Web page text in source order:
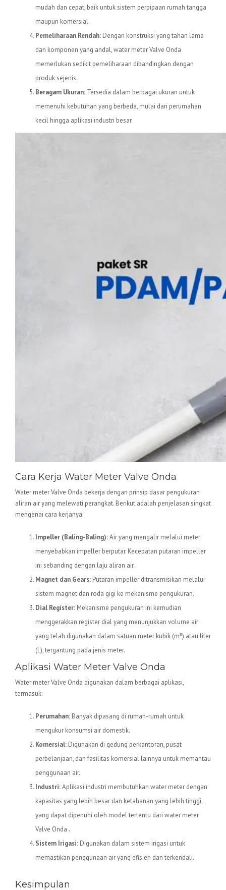
mudah dan cepat, baik untuk sistem perpipaan rumah tangga
maupun komersial.
Pemeliharaan Rendah: Dengan konstruksi yang tahan lama
dan komponen yang andal, water meter Valve Onda
memerlukan sedikit pemeliharaan dibandingkan dengan
produk sejenis.
Beragam Ukuran: Tersedia dalam berbagai ukuran untuk
memenuhi kebutuhan yang berbeda, mulai dari perumahan
kecil hingga aplikasi industri besar.
Cara Kerja Water Meter Valve Onda
Water meter Valve Onda bekerja dengan prinsip dasar pengukuran
aliran air yang melewati perangkat. Berikut adalah penjelasan singkat
mengenai cara kerjanya:
Impeller (Baling-Baling):Air yang mengalir melalui meter
menyebabkan impeller berputar. Kecepatan putaran impeller
ini sebanding dengan laju aliran air.
Magnet dan Gears: Putaran impeller ditransmisikan melalui
sistem magnet dan roda gigi ke mekanisme pengukuran.
Dial Register: Mekanisme pengukuran ini kemudian
menggerakkan register dial yang menunjukkan volume air
yang telah digunakan dalam satuan meter kubik (m³) atau liter
(L), tergantung pada jenis meter.
Aplikasi Water Meter Valve Onda
Water meter Valve Onda digunakan dalam berbagai aplikasi,
termasuk:
Perumahan: Banyak dipasang di rumah-rumah untuk
mengukur konsumsi air domestik.
Komersial: Digunakan di gedung perkantoran, pusat
perbelanjaan, dan fasilitas komersial lainnya untuk memantau
penggunaan air.
Industri:Aplikasi industri membutuhkan water meter dengan
kapasitas yang lebih besar dan ketahanan yang lebih tinggi,
yang dapat dipenuhi oleh model tertentu dari water meter
Valve Onda .
Sistem Irigasi: Digunakan dalam sistem irigasi untuk
memastikan penggunaan air yang efisien dan terkendali.
Kesimpulan